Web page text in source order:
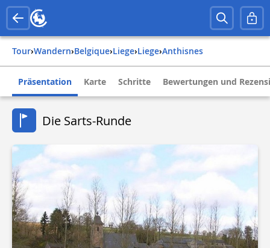
Tour› Wandern› belgique› liege› liege› anthisnes
Präsentation Karte Schritte Bewertungen und
Die Sarts-Runde